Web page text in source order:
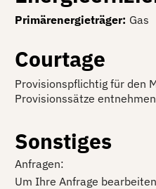
Primärenergieträger: Gas
Courtage
Provisionspflichtig für den
Provisionssätze
Sonstiges
Anfragen:
Um Ihre Anfrage